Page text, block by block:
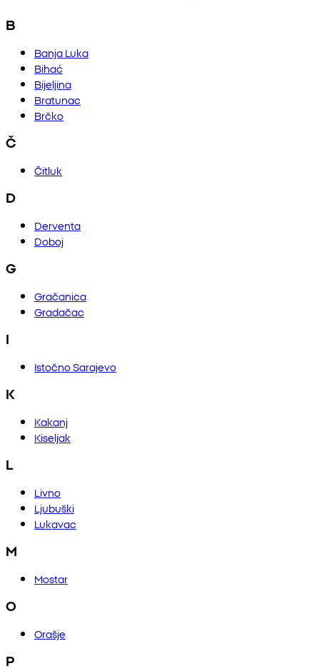
B
Banja Luka
Bihać
Bijeljina
Bratunac
Brčko
Č
Čitluk
D
Derventa
Doboj
G
Gračanica
Gradačac
I
Istočno Sarajevo
K
Kakanj
Kiseljak
L
Livno
Ljubuški
Lukavac
M
Mostar
O
Orašje
P